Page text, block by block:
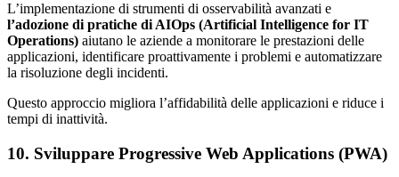
L’implementazione di strumenti di osservabilità avanzati e
l’adozione di pratiche di AIOps (Artificial Intelligence for IT
Operations) aiutano le aziende a monitorare le prestazioni delle
applicazioni, identificare proattivamente i problemi e automatizzare
la risoluzione degli incidenti.
Questo approccio migliora l’affidabilità delle applicazioni e riduce i
tempi di inattività.
10. Sviluppare Progressive Web Applications (PWA)